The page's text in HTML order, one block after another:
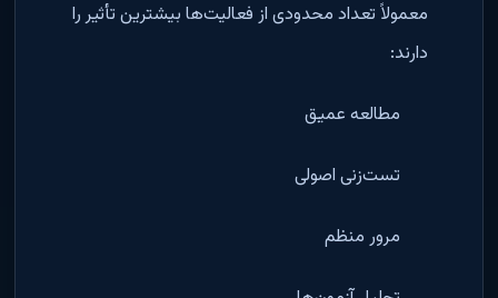
معمولاً تعداد محدودی از فعالیت‌ها بیشترین تأثیر را
دارند:
مطالعه عمیق
تست‌زنی اصولی
مرور منظم